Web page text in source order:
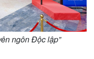
ngôn Độc lập”